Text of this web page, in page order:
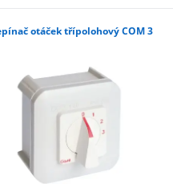
otáček třípolohový COM 3